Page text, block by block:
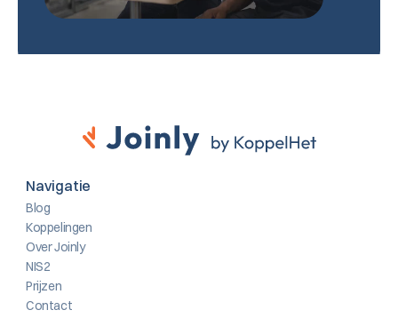
Navigatie
Blog
Koppelingen
Over Joinly
NIS2
Prijzen
Contact